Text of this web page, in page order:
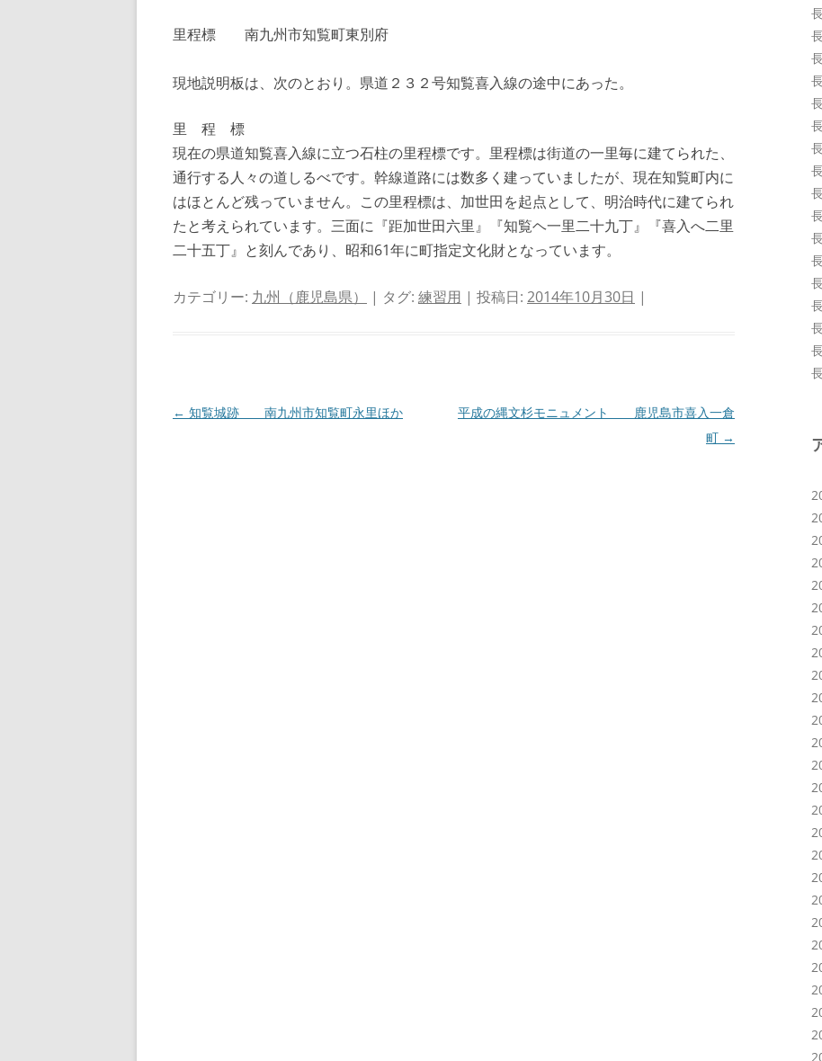
里程標 南九州市知覧町東別府
現地説明板は、次のとおり。県道２３２号知覧喜入線の途中にあった。
里 程 標
現在の県道知覧喜入線に立つ石柱の里程標です。里程標は街道の一里毎に建てられた、
通行する人々の道しるべです。幹線道路には数多く建っていましたが、現在知覧町内に
はほとんど残っていません。この里程標は、加世田を起点として、明治時代に建てられ
たと考えられています。三面に『距加世田六里』『知覧ヘ一里二十九丁』『喜入へ二里
二十五丁』と刻んであり、昭和61年に町指定文化財となっています。
カテゴリー: 九州（鹿児島県） | タグ: 練習用 | 投稿日: 2014年10月30日 |
投
← 知覧城跡 南九州市知覧町永里ほか
平成の縄文杉モニュメント 鹿児島市喜入一倉
町 →